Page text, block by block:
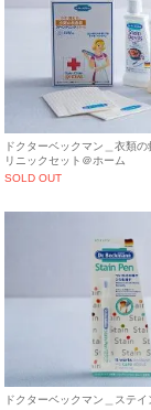
ドクターベックマン＿衣類
リニックセット＠ホーム
SOLD OUT
ドクターベックマン＿ステイ